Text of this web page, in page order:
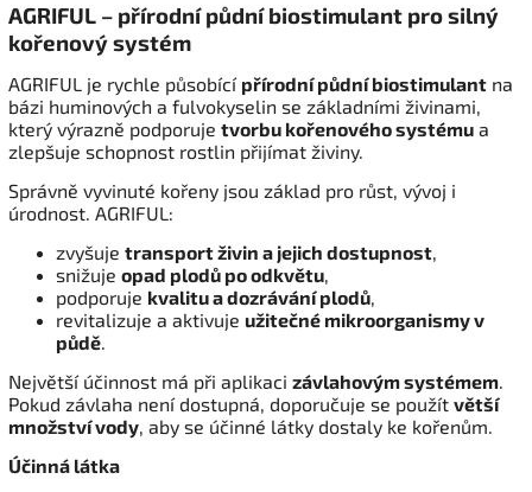
AGRIFUL – přírodní půdní biostimulant pro silný
kořenový systém
AGRIFUL je rychle působící přírodní půdní biostimulant na
bázi huminových a fulvokyselin se základními živinami,
který výrazně podporuje tvorbu kořenového systému a
zlepšuje schopnost rostlin přijímat živiny.
Správně vyvinuté kořeny jsou základ pro růst, vývoj i
úrodnost. AGRIFUL:
zvyšuje transport živin a jejich dostupnost,
snižuje opad plodů po odkvětu,
podporuje kvalitu a dozrávání plodů,
revitalizuje a aktivuje užitečné mikroorganismy v
půdě.
Největší účinnost má při aplikaci závlahovým systémem.
Pokud závlaha není dostupná, doporučuje se použít větší
množství vody, aby se účinné látky dostaly ke kořenům.
Účinná látka